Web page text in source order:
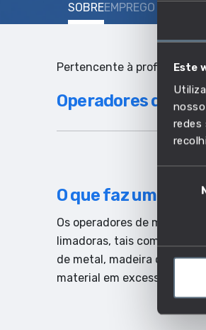
Este
redes
SOBREEMPREGO E
Pertencente à profissão:
Operadores de
O que faz um
Os operadores de
limadoras, tais como limas
de metal, madeira ou
material em excesso.